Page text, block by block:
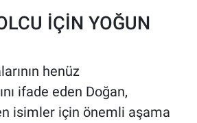
İÇİN YOĞUN
henüz
ifade eden Doğan,
isimler için önemli aşama